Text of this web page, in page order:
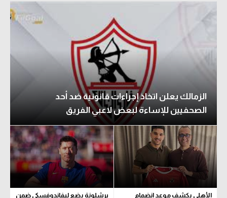
الزمالك يعلن اتخاذ إجراءات قانونية ضد أحد
الصحفيين للإساءة لبعض لاعبي الفريق
الأهلي يكشف موعد انضمام
برشلونة يضع ليفاندوفسكي ضمن